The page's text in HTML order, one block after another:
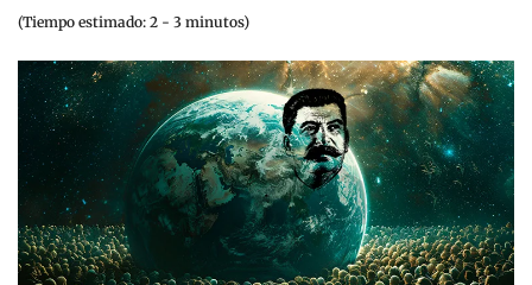
(Tiempo estimado: 2 - 3 minutos)